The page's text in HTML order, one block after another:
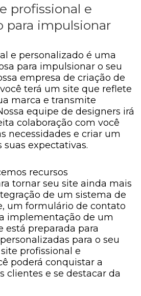
profissional e
para impulsionar
e personalizado é uma
para impulsionar o seu
empresa de criação de
terá um site que reflete
marca e transmite
equipe de designers irá
colaboração com você
necessidades e criar um
expectativas.
recursos
tornar seu site ainda mais
de um sistema de
um formulário de contato
implementação de um
está preparada para
para o seu
profissional e
poderá conquistar a
clientes e se destacar da